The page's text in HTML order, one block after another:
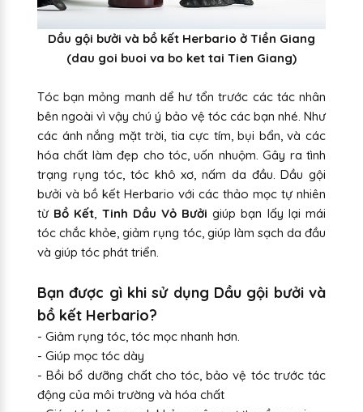
Dầu gội bưởi và bồ kết Herbario ở Tiền Giang
(dau goi buoi va bo ket tai Tien Giang)
Tóc bạn mỏng manh dể hư tổn trước các tác nhân
bên ngoài vì vậy chú ý bảo vệ tóc các bạn nhé. Như
các ánh nắng mặt trời, tia cực tím, bụi bẩn, và các
hóa chất làm đẹp cho tóc, uốn nhuộm. Gây ra tình
trạng rụng tóc, tóc khô xơ, nấm da đầu. Dầu gội
bưởi và bồ kết Herbario với các thảo mọc tự nhiên
từ Bồ Kết Tinh Dầu Vỏ Bưởi giúp bạn lấy lại mái
tóc chắc khỏe, giảm rụng tóc, giúp làm sạch da đầu
và giúp tóc phát triển.
Bạn được gì khi sử dụng Dầu gội bưởi và
bồ kết Herbario?
- Giảm rụng tóc, tóc mọc nhanh hơn.
- Giúp mọc tóc dày
- Bồi bổ dưỡng chất cho tóc, bảo vệ tóc trước tác
động của môi trường và hóa chất